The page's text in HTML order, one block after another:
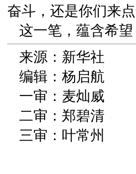
奋斗，还是你们来点
这一笔，蕴含希望
来源：新华社
编辑：杨启航
一审：麦灿威
二审：郑碧清
三审：叶常州